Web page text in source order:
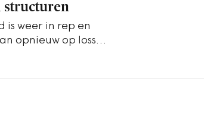
structuren
is weer in rep en
opnieuw op losse